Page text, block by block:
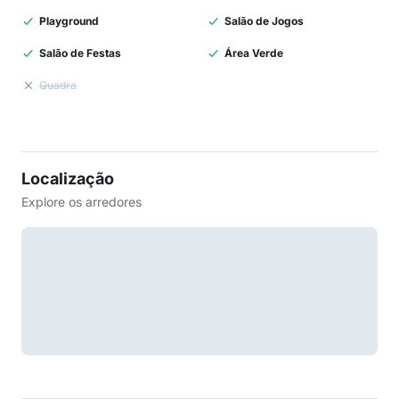
Playground Salão de Jogos
Salão de Festas Área Verde
Quadra
Localização
Explore os arredores